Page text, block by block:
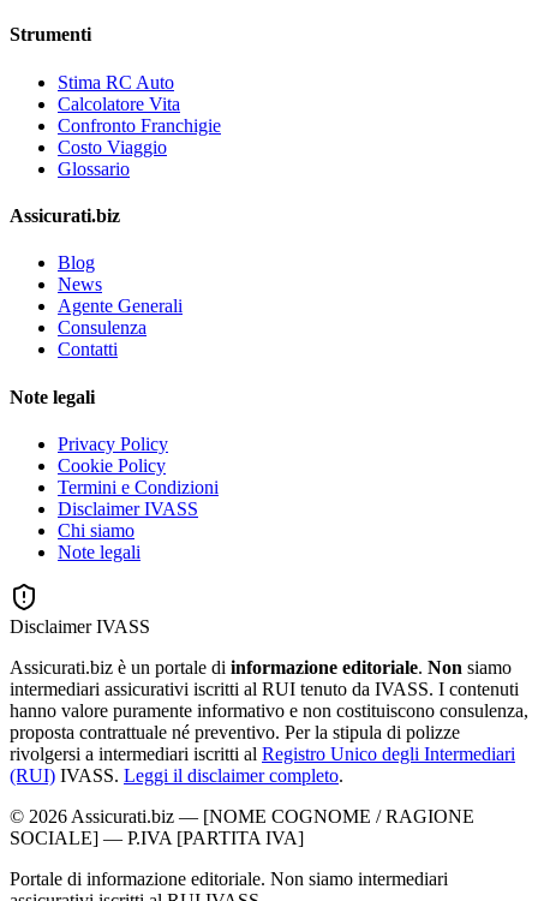
Strumenti
Stima RC Auto
Calcolatore Vita
Confronto Franchigie
Costo Viaggio
Glossario
Assicurati.biz
Blog
News
Agente Generali
Consulenza
Contatti
Note legali
Privacy Policy
Cookie Policy
Termini e Condizioni
Disclaimer IVASS
Chi siamo
Note legali
Disclaimer IVASS
Assicurati.biz è un portale di informazione editoriale. Non siamo
intermediari assicurativi iscritti al RUI tenuto da IVASS. I contenuti
hanno valore puramente informativo e non costituiscono consulenza,
proposta contrattuale né preventivo. Per la stipula di polizze
rivolgersi a intermediari iscritti al Registro Unico degli Intermediari
(RUI) IVASS. Leggi il disclaimer completo.
© 2026 Assicurati.biz — [NOME COGNOME / RAGIONE
SOCIALE] — P.IVA [PARTITA IVA]
Portale di informazione editoriale. Non siamo intermediari